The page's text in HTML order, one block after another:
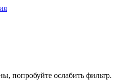
попробуйте ослабить фильтр.